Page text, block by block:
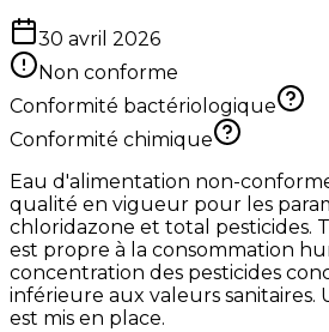
30 avril 2026
Non conforme
Conformité bactériologique
Conformité chimique
Eau d'alimentation non-
qualité en vigueur pour les
chloridazone et total pesticides.
est propre à la consommation
concentration des pesticides
inférieure aux valeurs
est mis en place.